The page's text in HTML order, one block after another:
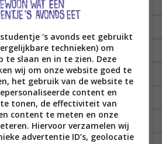
maandag heb ik
's avonds eet gebruikt
technieken) om
te slaan en in te zien. Deze
wij om onze website goed te
het gebruik van de website te
content en
tonen, de effectiviteit van
content te meten en onze
Hiervoor verzamelen wij
advertentie ID’s, geolocatie